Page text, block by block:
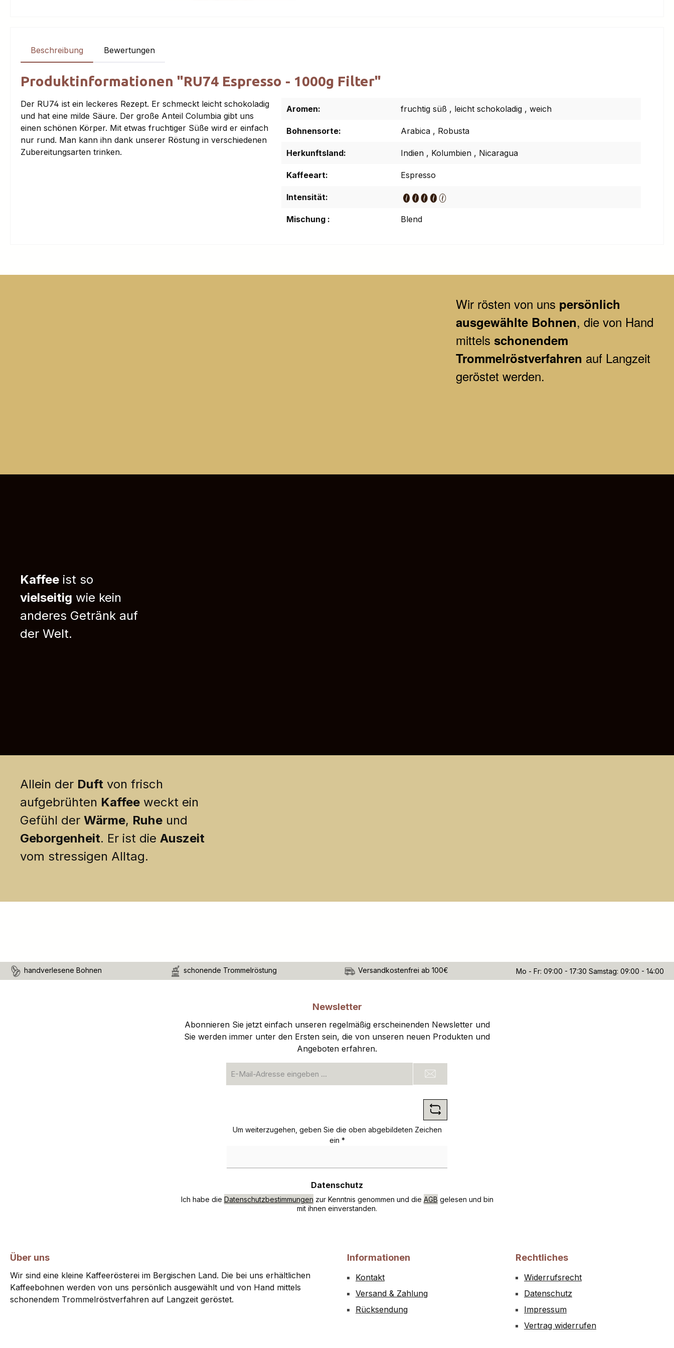
Beschreibung Bewertungen
Produktinformationen "RU74 Espresso - 1000g Filter"
Der RU74 ist ein leckeres Rezept. Er schmeckt leicht schokoladig
und hat eine milde Säure. Der große Anteil Columbia gibt uns
einen schönen Körper. Mit etwas fruchtiger Süße wird er einfach
nur rund. Man kann ihn dank unserer Röstung in verschiedenen
Zubereitungsarten trinken.
Aromen: fruchtig süß , leicht schokoladig , weich
Bohnensorte: Arabica , Robusta
Herkunftsland: Indien , Kolumbien , Nicaragua
Kaffeeart: Espresso
Intensität:
Mischung : Blend
Wir rösten von uns persönlich
ausgewählte Bohnen, die von Hand
mittels schonendem
Trommelröstverfahren auf Langzeit
geröstet werden.
Kaffee ist so
vielseitig wie kein
anderes Getränk auf
der Welt.
Allein der Duft von frisch
aufgebrühten Kaffee weckt ein
Gefühl der Wärme, Ruhe und
Geborgenheit. Er ist die Auszeit
vom stressigen Alltag.
handverlesene Bohnen schonende Trommelröstung Versandkostenfrei ab 100€ Mo - Fr: 09:00 - 17:30 Samstag: 09:00 - 14:00
Newsletter
Abonnieren Sie jetzt einfach unseren regelmäßig erscheinenden Newsletter und
Sie werden immer unter den Ersten sein, die von unseren neuen Produkten und
Angeboten erfahren.
Mail-
Um weiterzugehen, geben Sie die oben abgebildeten Zeichen
ein *
Datenschutz
Ich habe die Datenschutzbestimmungen zur Kenntnis genommen und die AGB gelesen und bin
mit ihnen einverstanden.
Über uns
Wir sind eine kleine Kaffeerösterei im Bergischen Land. Die bei uns erhältlichen
Kaffeebohnen werden von uns persönlich ausgewählt und von Hand mittels
schonendem Trommelröstverfahren auf Langzeit geröstet.
Informationen
Kontakt
Versand & Zahlung
Rücksendung
Rechtliches
Widerrufsrecht
Datenschutz
Impressum
Vertrag widerrufen